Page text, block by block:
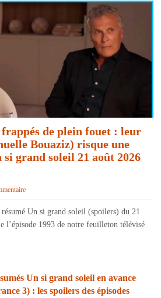
de plein fouet : leur
Bouaziz) risque une
grand soleil 21 août 2026
Un si grand soleil (spoilers) du 21
l’épisode 1993 de notre feuilleton télévisé
Un si grand soleil en avance
3) : les spoilers des épisodes